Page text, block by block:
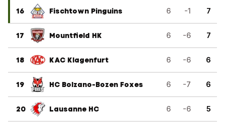
16 Fischtown Pinguins 6 -1 7
17 Mountfield HK 6 -6 7
18 KAC Klagenfurt 6 -6 6
19 HC Bolzano-Bozen Foxes 6 -7 6
20 Lausanne HC 6 -6 5